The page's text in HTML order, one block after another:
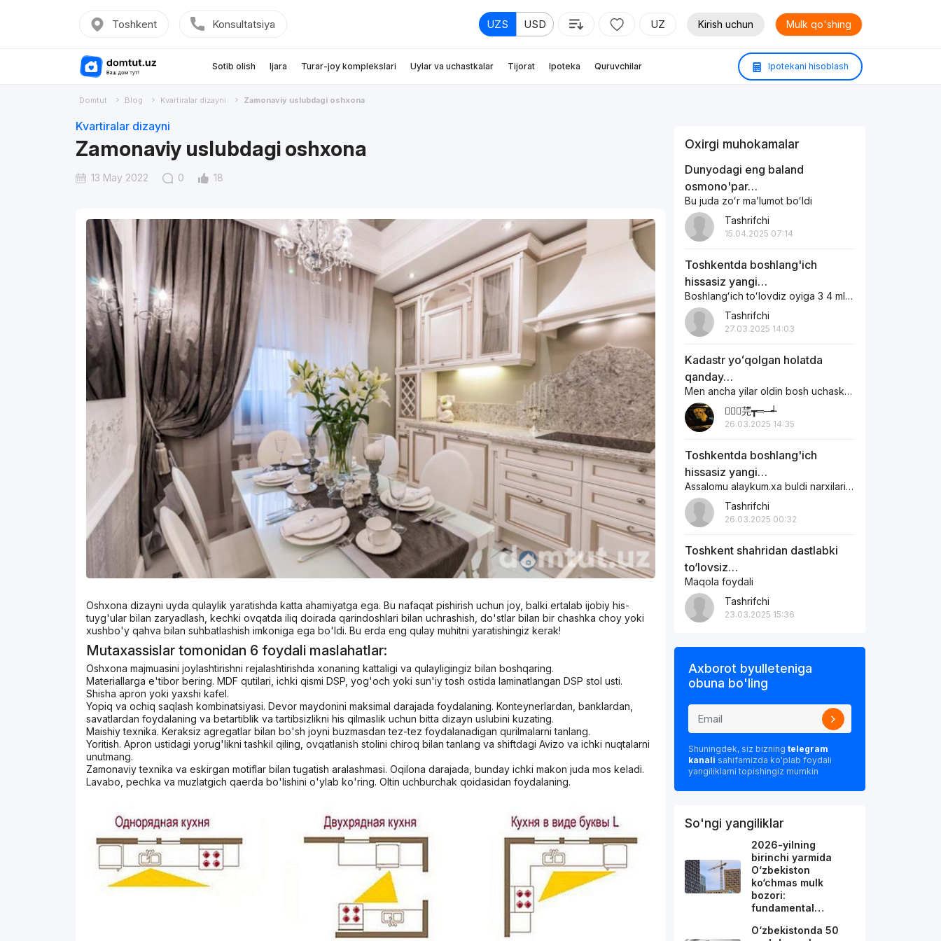
Toshkent Konsultatsiya UZS USD UZ Kirish uchun Mulk qo'shing
Sotib olish Ijara Turar-joy komplekslari Uylar va uchastkalar Tijorat Ipoteka Quruvchilar Ipotekani hisoblash
Domtut Blog Kvartiralar dizayni Zamonaviy uslubdagi oshxona
Kvartiralar dizayni
Zamonaviy uslubdagi oshxona
13 May 2022 0 18
Oshxona dizayni uyda qulaylik yaratishda katta ahamiyatga ega. Bu nafaqat pishirish uchun joy, balki ertalab ijobiy his-
tuyg'ular bilan zaryadlash, kechki ovqatda iliq doirada qarindoshlari bilan uchrashish, do'stlar bilan bir chashka choy yoki
xushbo'y qahva bilan suhbatlashish imkoniga ega bo'ldi. Bu erda eng qulay muhitni yaratishingiz kerak!
Mutaxassislar tomonidan 6 foydali maslahatlar:
Oshxona majmuasini joylashtirishni rejalashtirishda xonaning kattaligi va qulayligingiz bilan boshqaring.
Materiallarga e'tibor bering. MDF qutilari, ichki qismi DSP, yog'och yoki sun'iy tosh ostida laminatlangan DSP stol usti.
Shisha apron yoki yaxshi kafel.
Yopiq va ochiq saqlash kombinatsiyasi. Devor maydonini maksimal darajada foydalaning. Konteynerlardan, banklardan,
savatlardan foydalaning va betartiblik va tartibsizlikni his qilmaslik uchun bitta dizayn uslubini kuzating.
Maishiy texnika. Keraksiz agregatlar bilan bo'sh joyni buzmasdan tez-tez foydalanadigan qurilmalarni tanlang.
Yoritish. Apron ustidagi yorug'likni tashkil qiling, ovqatlanish stolini chiroq bilan tanlang va shiftdagi Avizo va ichki nuqtalarni
unutmang.
Zamonaviy texnika va eskirgan motiflar bilan tugatish aralashmasi. Oqilona darajada, bunday ichki makon juda mos keladi.
Lavabo, pechka va muzlatgich qaerda bo'lishini o'ylab ko'ring. Oltin uchburchak qoidasidan foydalaning.
Oxirgi muhokamalar
Dunyodagi eng baland
osmono'par…
Bu juda zoʻr maʼlumot boʻldi
Tashrifchi
15.04.2025 07:14
Toshkentda boshlang'ich
hissasiz yangi…
Boshlangʻich toʻlovdiz oyiga 3 4 mln boʻlib toʻlaydigan xonadonlar bormi
Tashrifchi
27.03.2025 14:03
Kadastr yoʻqolgan holatda
qanday…
Men ancha yilar oldin bosh uchaska sotib olgandim ichaskani egasi otoxon edi…
︻┳ั芫ี┳═─┵
26.03.2025 14:35
Toshkentda boshlang'ich
hissasiz yangi…
Assalomu alaykum.xa buldi narxilari qanaqa
Tashrifchi
26.03.2025 00:32
Toshkent shahridan dastlabki
to‘lovsiz…
Maqola foydali
Tashrifchi
23.03.2025 15:36
Axborot byulleteniga
obuna bo'ling
Shuningdek, siz bizningtelegram
kanali sahifamizda ko'plab foydali
yangiliklarni topishingiz mumkin
So'ngi yangiliklar
2026-yilning
birinchi yarmida
O‘zbekiston
ko‘chmas mulk
bozori:
fundamental…
O‘zbekistonda 50